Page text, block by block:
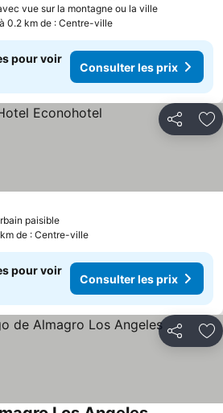
vue sur la montagne ou la ville
à 0.2 km de : Centre-ville
pour voir
Consulter les prix
Partager
paisible
de : Centre-ville
pour voir
Consulter les prix
Partager